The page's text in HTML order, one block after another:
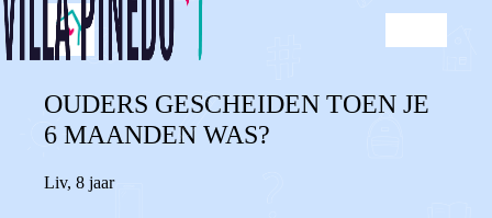
OUDERS GESCHEIDEN TOEN JE
6 MAANDEN WAS?
Liv, 8 jaar